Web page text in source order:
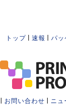
トップ 速報 パッ
お問い合わせ ニュ